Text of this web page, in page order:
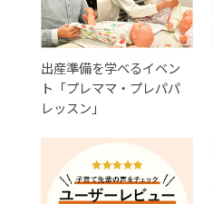
出産準備を学べるイベン
ト「プレママ・プレパパ
レッスン」